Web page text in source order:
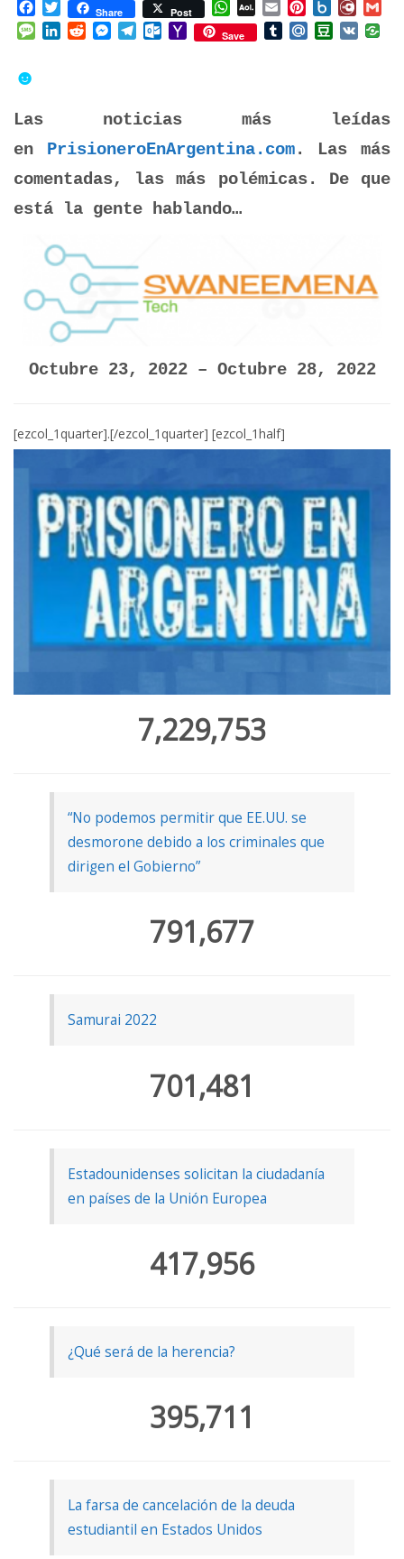
Facebook
TwitterShare Post WhatsApp
AOL
Mail
EmailPinterest
Box.net
Message
LinkedInRedditMessenger
TelegramOutlook.com
YahooSave TumblrMail.RuDouban
VK
☻
Las noticias más leídas
en PrisioneroEnArgentina.com. Las más
comentadas, las más polémicas. De que
está la gente hablando…
Octubre 23, 2022 – Octubre 28, 2022
[ezcol_1quarter].[/ezcol_1quarter] [ezcol_1half]
7,229,753
“No podemos permitir que EE.UU. se
desmorone debido a los criminales que
dirigen el Gobierno”
791,677
Samurai 2022
701,481
Estadounidenses solicitan la ciudadanía
en países de la Unión Europea
417,956
¿Qué será de la herencia?
395,711
La farsa de cancelación de la deuda
estudiantil en Estados Unidos